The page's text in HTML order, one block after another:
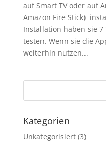
auf Smart TV oder auf
Amazon Fire Stick)
Installation haben sie 7
testen. Wenn sie die
weiterhin nutzen...
Kategorien
Unkategorisiert(3)